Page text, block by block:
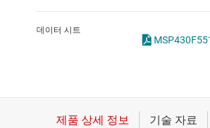
배터리 관리 IC
데이터 시트